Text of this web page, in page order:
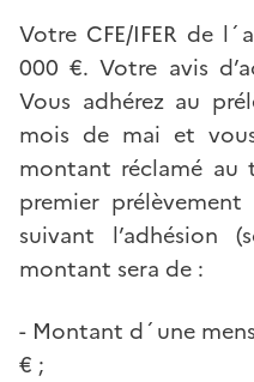
Votre CFE/IFER de
000 €. Votre avis
Vous adhérez au
mois de mai et
montant réclamé au
premier
suivant
montant sera de :
- Montant d´une
€ ;